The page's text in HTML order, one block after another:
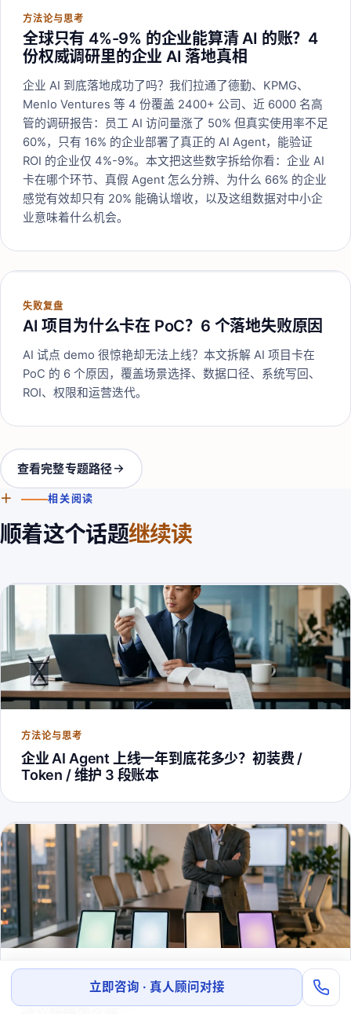
方法论与思考
全球只有 4%-9% 的企业能算清 AI 的账？4
份权威调研里的企业 AI 落地真相
企业 AI 到底落地成功了吗？我们拉通了德勤、KPMG、
Menlo Ventures 等 4 份覆盖 2400+ 公司、近 6000 名高
管的调研报告：员工 AI 访问量涨了 50% 但真实使用率不足
60%，只有 16% 的企业部署了真正的 AI Agent，能验证
ROI 的企业仅 4%-9%。本文把这些数字拆给你看：企业 AI
卡在哪个环节、真假 Agent 怎么分辨、为什么 66% 的企业
感觉有效却只有 20% 能确认增收，以及这组数据对中小企
业意味着什么机会。
失败复盘
AI 项目为什么卡在 PoC？6 个落地失败原因
AI 试点 demo 很惊艳却无法上线？本文拆解 AI 项目卡在
PoC 的 6 个原因，覆盖场景选择、数据口径、系统写回、
ROI、权限和运营迭代。
查看完整专题路径
＋
相关阅读
顺着这个话题继续读
方法论与思考
企业 AI Agent 上线一年到底花多少？初装费 /
Token / 维护 3 段账本
AI会议纪要4家横评：飞书妙记、讯飞听见、
立即咨询 · 真人顾问对接